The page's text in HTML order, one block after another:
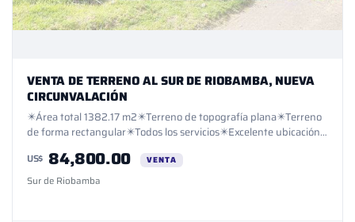
VENTA DE TERRENO AL SUR DE RIOBAMBA, NUEVA
CIRCUNVALACIÓN
✴️Área total 1382.17 m2✴️Terreno de topografía plana✴️Terreno
de forma rectangular✴️Todos los servicios✴️Excelente ubicación
Judicial✴️Sector en consolidación residencial y comercial✴️Agua
de regadio✴️Aceptamos financiamiento✴️Documentación en
US$ 84,800.00 VENTA
Sur de Riobamba